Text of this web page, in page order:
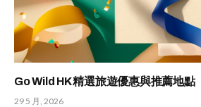
Go Wild HK 精選旅遊優惠與推薦地點
29 5 月, 2026